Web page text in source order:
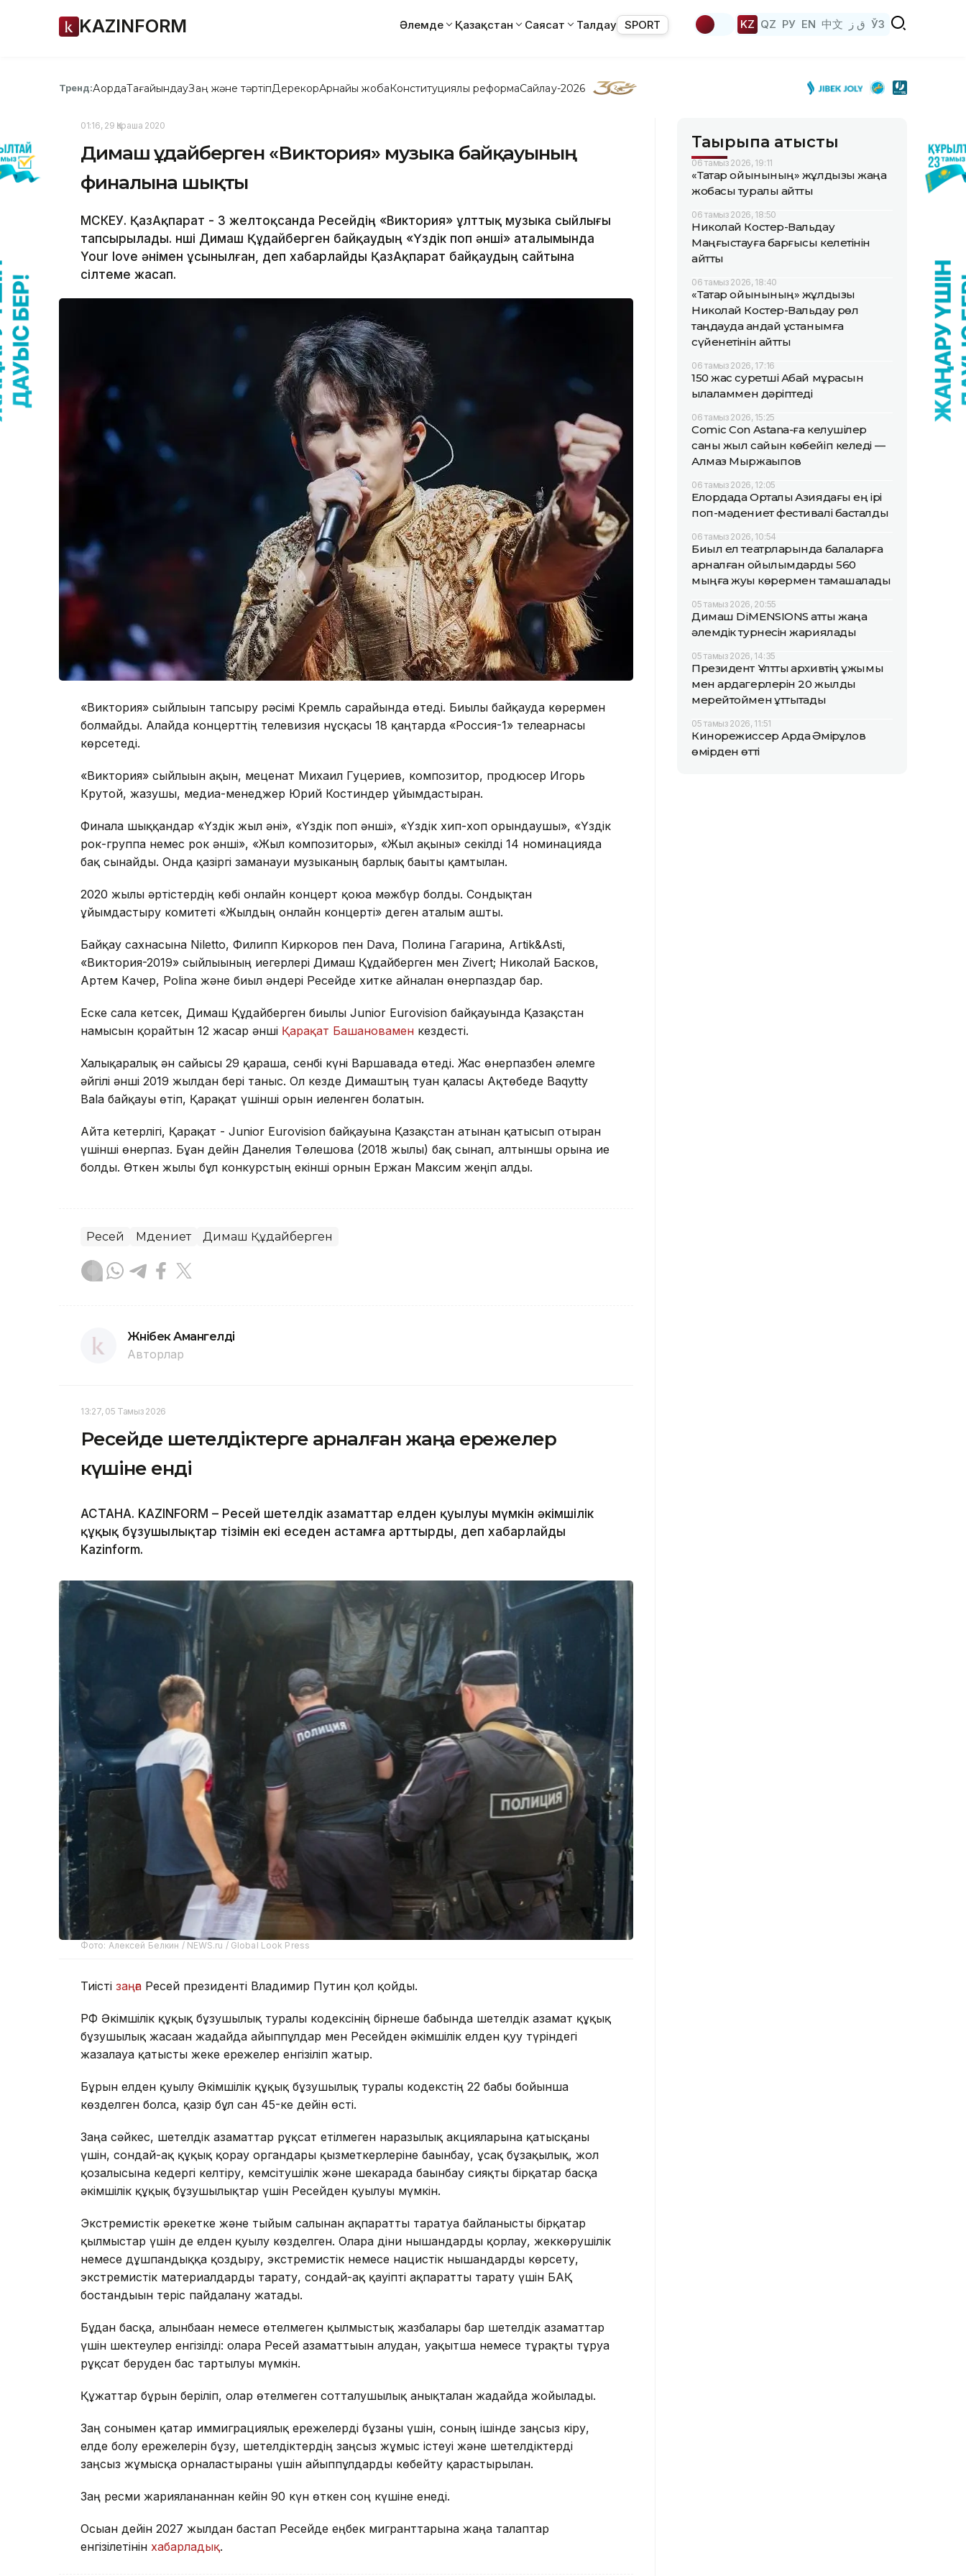
KAZINFORM Әлемде Қазақстан Саясат Талдау SPORT KZ QZ РУ EN 中文 ق ز ЎЗ
Тренд:АқордаТағайындауЗаң және тәртіпДерекқорАрнайы жобаКонституциялық реформаСайлау-2026
01:16, 29 Қараша 2020
Димаш Құдайберген «Виктория» музыка байқауының
финалына шықты
МӘСКЕУ. ҚазАқпарат - 3 желтоқсанда Ресейдің «Виктория» ұлттық музыка сыйлығы
тапсырылады. Әнші Димаш Құдайберген байқаудың «Үздік поп әнші» аталымында
Your love әнімен ұсынылған, деп хабарлайды ҚазАқпарат байқаудың сайтына
сілтеме жасап.
«Виктория» сыйлығын тапсыру рәсімі Кремль сарайында өтеді. Биылғы байқауда көрермен
болмайды. Алайда концерттің телевизия нұсқасы 18 қаңтарда «Россия-1» телеарнасы
көрсетеді.
«Виктория» сыйлығын ақын, меценат Михаил Гуцериев, композитор, продюсер Игорь
Крутой, жазушы, медиа-менеджер Юрий Костиндер ұйымдастырған.
Финалға шыққандар «Үздік жыл әні», «Үздік поп әнші», «Үздік хип-хоп орындаушы», «Үздік
рок-группа немес рок әнші», «Жыл композиторы», «Жыл ақыны» секілді 14 номинацияда
бақ сынайды. Онда қазіргі заманауи музыканың барлық бағыты қамтылған.
2020 жылы әртістердің көбі онлайн концерт қоюға мәжбүр болды. Сондықтан
ұйымдастыру комитеті «Жылдың онлайн концерті» деген аталым ашты.
Байқау сахнасына Niletto, Филипп Киркоров пен Dava, Полина Гагарина, Artik&Asti,
«Виктория-2019» сыйлығының иегерлері Димаш Құдайберген мен Zivert; Николай Басков,
Артем Качер, Polina және биыл әндері Ресейде хитке айналған өнерпаздар бар.
Еске сала кетсек, Димаш Құдайберген биылғы Junior Eurovision байқауында Қазақстан
намысын қорғайтын 12 жасар әнші Қарақат Башановамен кездесті.
Халықаралық ән сайысы 29 қараша, сенбі күні Варшавада өтеді. Жас өнерпазбен әлемге
әйгілі әнші 2019 жылдан бері таныс. Ол кезде Димаштың туған қаласы Ақтөбеде Baqytty
Bala байқауы өтіп, Қарақат үшінші орын иеленген болатын.
Айта кетерлігі, Қарақат - Junior Eurovision байқауына Қазақстан атынан қатысып отырған
үшінші өнерпаз. Бұған дейін Данелия Төлешова (2018 жылы) бақ сынап, алтыншы орынға ие
болды. Өткен жылы бұл конкурстың екінші орнын Ержан Максим жеңіп алды.
Ресей Мәдениет Димаш Құдайберген
Жәнібек Амангелді
Авторлар
13:27, 05 Тамыз 2026
Ресейде шетелдіктерге арналған жаңа ережелер
күшіне енді
АСТАНА. KAZINFORM – Ресей шетелдік азаматтар елден қуылуы мүмкін әкімшілік
құқық бұзушылықтар тізімін екі еседен астамға арттырды, деп хабарлайды
Kazinform.
Фото: Алексей Белкин / NEWS.ru / Global Look Press
Тиісті заңға Ресей президенті Владимир Путин қол қойды.
РФ Әкімшілік құқық бұзушылық туралы кодексінің бірнеше бабында шетелдік азамат құқық
бұзушылық жасаған жағдайда айыппұлдар мен Ресейден әкімшілік елден қуу түріндегі
жазалауға қатысты жеке ережелер енгізіліп жатыр.
Бұрын елден қуылу Әкімшілік құқық бұзушылық туралы кодекстің 22 бабы бойынша
көзделген болса, қазір бұл сан 45-ке дейін өсті.
Заңға сәйкес, шетелдік азаматтар рұқсат етілмеген наразылық акцияларына қатысқаны
үшін, сондай-ақ құқық қорғау органдары қызметкерлеріне бағынбау, ұсақ бұзақылық, жол
қозғалысына кедергі келтіру, кемсітушілік және шекарада бағынбау сияқты бірқатар басқа
әкімшілік құқық бұзушылықтар үшін Ресейден қуылуы мүмкін.
Экстремистік әрекетке және тыйым салынған ақпаратты таратуға байланысты бірқатар
қылмыстар үшін де елден қуылу көзделген. Оларға діни нышандарды қорлау, жеккөрушілік
немесе дұшпандыққа қоздыру, экстремистік немесе нацистік нышандарды көрсету,
экстремистік материалдарды тарату, сондай-ақ қауіпті ақпаратты тарату үшін БАҚ
бостандығын теріс пайдалану жатады.
Бұдан басқа, алынбаған немесе өтелмеген қылмыстық жазбалары бар шетелдік азаматтар
үшін шектеулер енгізілді: оларға Ресей азаматтығын алудан, уақытша немесе тұрақты тұруға
рұқсат беруден бас тартылуы мүмкін.
Құжаттар бұрын беріліп, олар өтелмеген сотталушылық анықталған жағдайда жойылады.
Заң сонымен қатар иммиграциялық ережелерді бұзғаны үшін, соның ішінде заңсыз кіру,
елде болу ережелерін бұзу, шетелдіктердің заңсыз жұмыс істеуі және шетелдіктерді
заңсыз жұмысқа орналастырғаны үшін айыппұлдарды көбейту қарастырылған.
Заң ресми жарияланғаннан кейін 90 күн өткен соң күшіне енеді.
Осыған дейін 2027 жылдан бастап Ресейде еңбек мигранттарына жаңа талаптар
енгізілетінін хабарладық.
Тақырыпқа қатысты
06 тамыз 2026, 19:11
«Тақтар ойынының» жұлдызы жаңа
жобасы туралы айтты
06 тамыз 2026, 18:50
Николай Костер-Вальдау
Маңғыстауға барғысы келетінін
айтты
06 тамыз 2026, 18:40
«Тақтар ойынының» жұлдызы
Николай Костер-Вальдау рөл
таңдауда қандай ұстанымға
сүйенетінін айтты
06 тамыз 2026, 17:16
150 жас суретші Абай мұрасын
қылқаламмен дәріптеді
06 тамыз 2026, 15:25
Comic Con Astana-ға келушілер
саны жыл сайын көбейіп келеді —
Алмаз Мыржақыпов
06 тамыз 2026, 12:05
Елордада Орталық Азиядағы ең ірі
поп-мәдениет фестивалі басталды
06 тамыз 2026, 10:54
Биыл ел театрларында балаларға
арналған қойылымдарды 560
мыңға жуық көрермен тамашалады
05 тамыз 2026, 20:55
Димаш DiMENSIONS атты жаңа
әлемдік турнесін жариялады
05 тамыз 2026, 14:35
Президент Ұлттық архивтің ұжымы
мен ардагерлерін 20 жылдық
мерейтоймен құттықтады
05 тамыз 2026, 11:51
Кинорежиссер Ардақ Әмірқұлов
өмірден өтті